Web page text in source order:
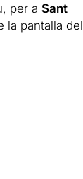
per a Sant
la pantalla del